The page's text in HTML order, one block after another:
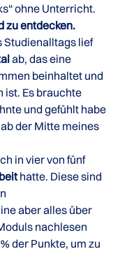
ohne Unterricht.
zu entdecken.
Studienalltags lief
ab, das eine
beinhaltet und
ist. Es brauchte
und gefühlt habe
der Mitte meines
in vier von fünf
hatte. Diese sind
aber alles über
nachlesen
der Punkte, um zu